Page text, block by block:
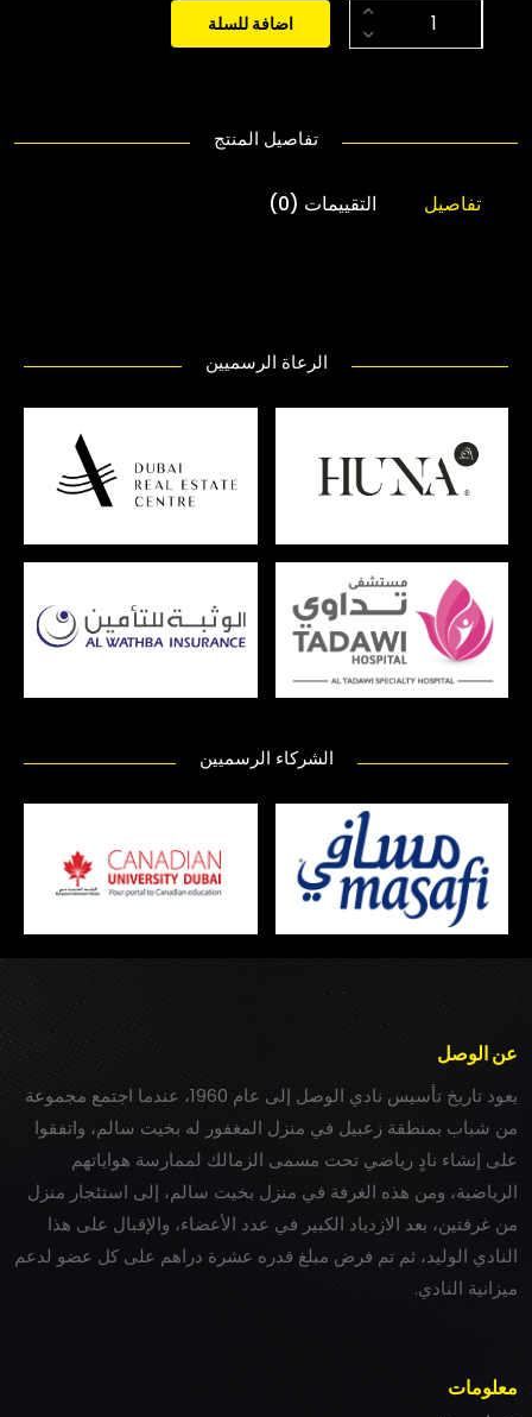
اضافة للسلة
تفاصيل المنتج
تفاصيل التقييمات (0)
الرعاة الرسميين
الشركاء الرسميين
عن الوصل
يعود تاريخ تأسيس نادي الوصل إلى عام 1960، عندما اجتمع مجموعة
من شباب بمنطقة زعبيل في منزل المغفور له بخيت سالم، واتفقوا
على إنشاء نادٍ رياضي تحت مسمى الزمالك لممارسة هواياتهم
الرياضية، ومن هذه الغرفة في منزل بخيت سالم، إلى استئجار منزل
من غرفتين، بعد الازدياد الكبير في عدد الأعضاء، والإقبال على هذا
النادي الوليد، ثم تم فرض مبلغ قدره عشرة دراهم على كل عضو لدعم
ميزانية النادي.
معلومات